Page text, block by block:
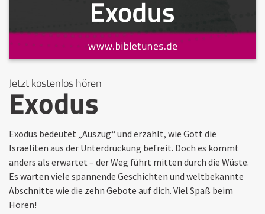
Jetzt kostenlos hören
Exodus
Exodus bedeutet „Auszug“ und erzählt, wie Gott die
Israeliten aus der Unterdrückung befreit. Doch es kommt
anders als erwartet – der Weg führt mitten durch die Wüste.
Es warten viele spannende Geschichten und weltbekannte
Abschnitte wie die zehn Gebote auf dich. Viel Spaß beim
Hören!